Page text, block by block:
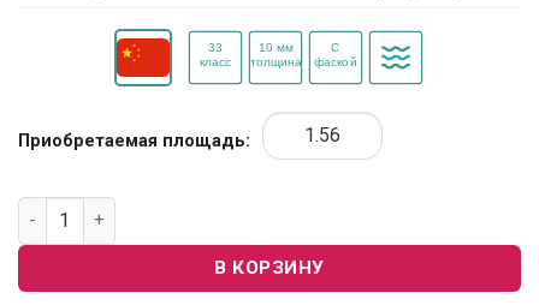
Приобретаемая площадь:
Количество товара Ламинат Alpine Floor Herringbone 10
В КОРЗИНУ